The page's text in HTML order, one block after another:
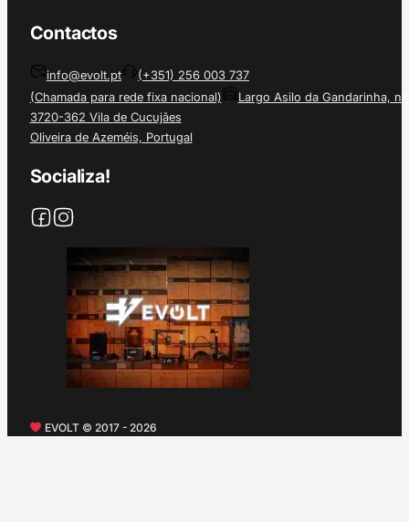
Contactos
info@evolt.pt
(+351) 256 003 737
(Chamada para rede fixa nacional)
Largo Asilo da Gandarinha, nº
3720-362 Vila de Cucujães
Oliveira de Azeméis, Portugal
Socializa!
EVOLT © 2017 - 2026